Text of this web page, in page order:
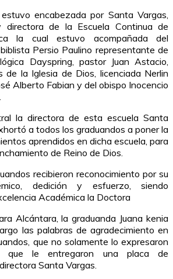
encabezada por Santa Vargas,
directora de la Escuela Continua de
la cual estuvo acompañada del
Persio Paulino representante de
Dayspring, pastor Juan Astacio,
de la Iglesia de Dios, licenciada Nerlin
Alberto Fabian y del obispo Inocencio
la directora de esta escuela Santa
a todos los graduandos a poner la
aprendidos en dicha escuela, para
de Reino de Dios.
recibieron reconocimiento por su
dedición y esfuerzo, siendo
Académica la Doctora
Alcántara, la graduanda Juana kenia
las palabras de agradecimiento en
que no solamente lo expresaron
que le entregaron una placa de
Santa Vargas.